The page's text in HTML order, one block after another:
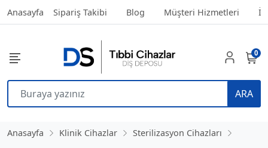
Anasayfa Sipariş Takibi Blog Müşteri Hizmetleri
ARA
0
Anasayfa Klinik Cihazlar
Sterilizasyon Cihazları